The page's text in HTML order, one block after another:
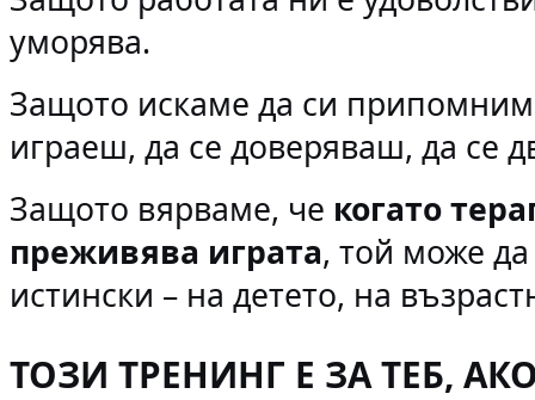
уморява.
Защото искаме да си припомним
играеш, да се доверяваш, да се
Защото вярваме, че когато
преживява играта, той може
истински – на детето, на
ТОЗИ ТРЕНИНГ Е ЗА ТЕБ,